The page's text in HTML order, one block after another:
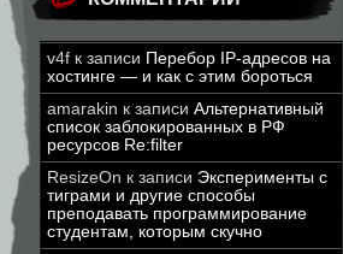
v4f к записи Перебор IP-адресов на
хостинге — и как с этим бороться
amarakin к записи Альтернативный
список заблокированных в РФ
ресурсов Re:filter
ResizeOn к записи Эксперименты с
тиграми и другие способы
преподавать программирование
студентам, которым скучно